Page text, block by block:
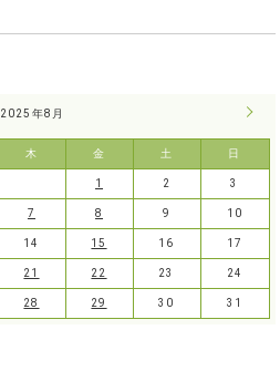
2025年8月
木 金 土 日
9月
1 2 3
7 8 9 10
14 15 16 17
21 22 23 24
28 29 30 31